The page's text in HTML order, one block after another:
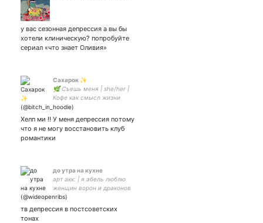
у вас сезонная депрессия а вы бы
хотели клиническую? попробуйте
сериал «что знает Оливия»
Сахарок ✨
🌿 Съешь меня | she/her |
Кофе как смысл жизни
(можно и с коньяком) 🌿
Хелп ми !! У меня депрессия потому
что я не могу восстановить клуб
романтики
до утра на кухне
арт акк: | я абель люблю
женщин ворон и драконов
🌿 драгонага • гришаверс
тв депрессия в постсоветских
тонах